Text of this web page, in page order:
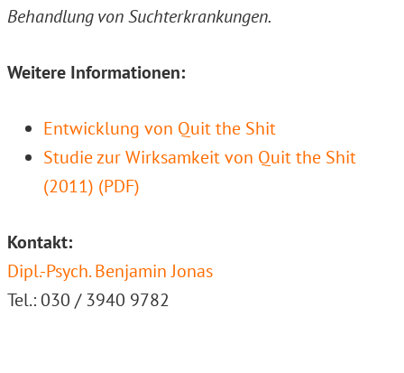
Behandlung von Suchterkrankungen.
Weitere Informationen:
Entwicklung von Quit the Shit
Studie zur Wirksamkeit von Quit the Shit
(2011) (PDF)
Kontakt:
Dipl.-Psych. Benjamin Jonas
Tel.: 030 / 3940 9782